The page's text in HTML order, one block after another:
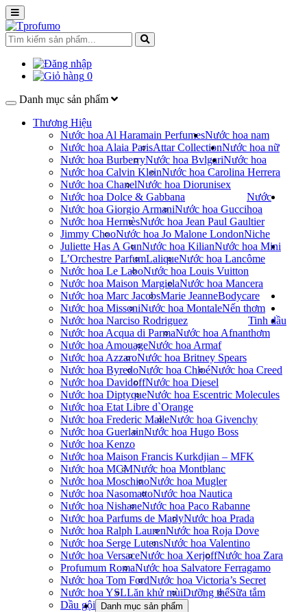
0
Danh mục sản phẩm
Thương Hiệu
Nước hoa Al Haramain Perfumes
Nước hoa Alaia ParisAttar Collection
Nước hoa BurberryNước hoa Bvlgari
Nước hoa Calvin KleinNước hoa Carolina Herrera
Nước hoa ChanelNước hoa Dior
Nước hoa Dolce & Gabbana
Nước hoa Giorgio ArmaniNước hoa Gucci
Nước hoa HermèsNước hoa Jean Paul Gaultier
Jimmy ChooNước hoa Jo Malone London
Juliette Has A GunNước hoa Kilian
L’Orchestre ParfumLaliqueNước hoa Lancôme
Nước hoa Le LaboNước hoa Louis Vuitton
Nước hoa Maison MargielaNước hoa Mancera
Nước hoa Marc JacobsMarie Jeanne
Nước hoa MissoniNước hoa Montale
Nước hoa Narciso Rodriguez
Nước hoa Acqua di ParmaNước hoa Afnan
Nước hoa AmouageNước hoa Armaf
Nước hoa AzzaroNước hoa Britney Spears
Nước hoa ByredoNước hoa ChloéNước hoa Creed
Nước hoa DavidoffNước hoa Diesel
Nước hoa DiptyqueNước hoa Escentric Molecules
Nước hoa Etat Libre d`Orange
Nước hoa Frederic MalleNước hoa Givenchy
Nước hoa GuerlainNước hoa Hugo Boss
Nước hoa Kenzo
Nước hoa Maison Francis Kurkdjian – MFK
Nước hoa MCMNước hoa Montblanc
Nước hoa MoschinoNước hoa Mugler
Nước hoa NasomattoNước hoa Nautica
Nước hoa NishaneNước hoa Paco Rabanne
Nước hoa Parfums de MarlyNước hoa Prada
Nước hoa Ralph LaurenNước hoa Roja Dove
Nước hoa Serge LutensNước hoa Valentino
Nước hoa VersaceNước hoa XerjoffNước hoa Zara
Profumum RomaNước hoa Salvatore Ferragamo
Nước hoa Tom FordNước hoa Victoria’s Secret
Nước hoa YSL
Nước hoa nam
Nước hoa nữ
Nước hoa
unisex
Nước
hoa
Niche
Nước hoa Mini
Bodycare
Lăn khử mùiDưỡng thểSữa tắm
Dầu gội
Nến thơm
Tinh dầu
thơm
Danh mục sản phẩm